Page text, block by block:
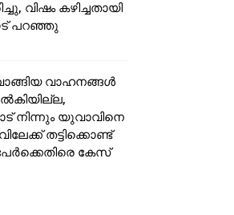
വിഷം കഴിച്ചതായി
പറഞ്ഞു
വാഹനങ്ങൾ
നിന്നും യുവാവിനെ
തട്ടിക്കൊണ്ട്
കേസ്